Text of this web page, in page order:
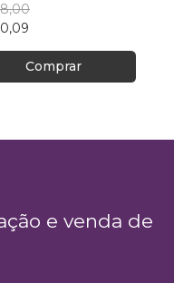
do Instituto
Rev. Luiz
Comprar
e venda de